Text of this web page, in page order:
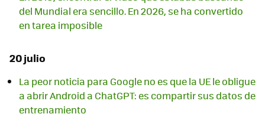
del Mundial era sencillo. En 2026, se ha convertido
en tarea imposible
20 julio
La peor noticia para Google no es que la UE le obligue
a abrir Android a ChatGPT: es compartir sus datos de
entrenamiento